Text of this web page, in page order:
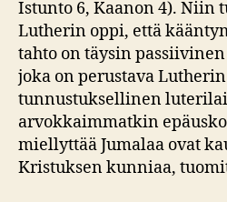
Istunto 6, Kaanon 4). Niin
Lutherin oppi, että
tahto on täysin passiivinen
joka on perustava
tunnustuksellinen
arvokkaimmatkin
miellyttää Jumalaa ovat
Kristuksen kunniaa,